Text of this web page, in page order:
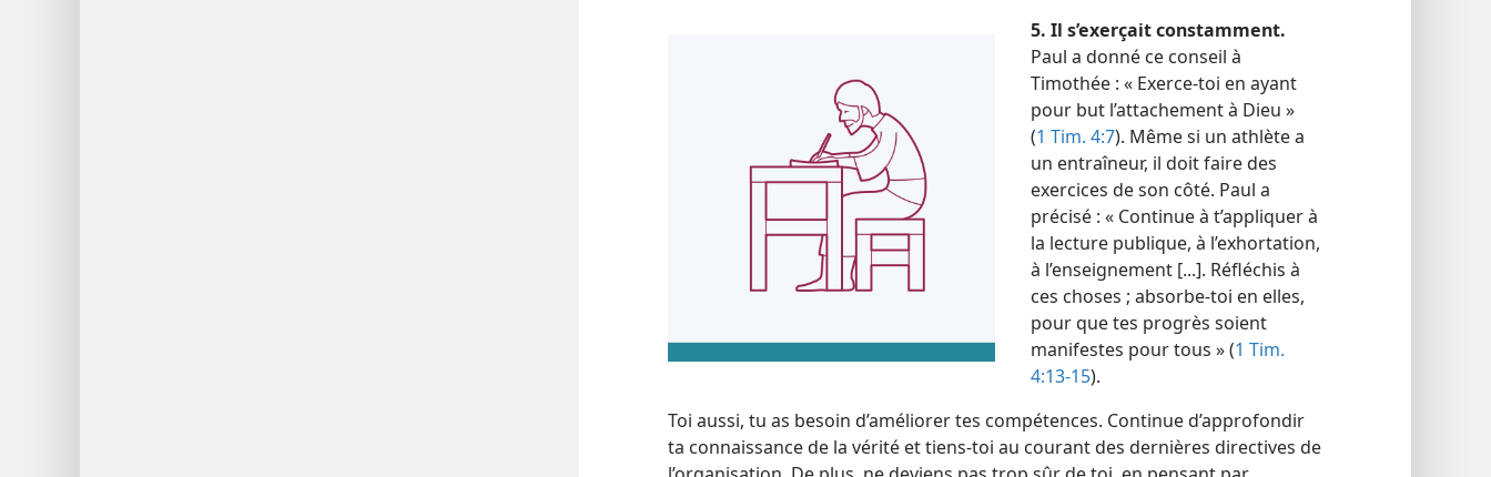
5. Il s’exerçait constamment.
Paul a donné ce conseil à
Timothée : « Exerce-​toi en ayant
pour but l’attachement à Dieu »
(1 Tim. 4:7). Même si un athlète a
un entraîneur, il doit faire des
exercices de son côté. Paul a
précisé : « Continue à t’appliquer à
la lecture publique, à l’exhortation,
à l’enseignement [...]. Réfléchis à
ces choses ; absorbe-​toi en elles,
pour que tes progrès soient
manifestes pour tous » (1 Tim.
4:13-15).
Toi aussi, tu as besoin d’améliorer tes compétences. Continue d’approfondir
ta connaissance de la vérité et tiens-​toi au courant des dernières directives de